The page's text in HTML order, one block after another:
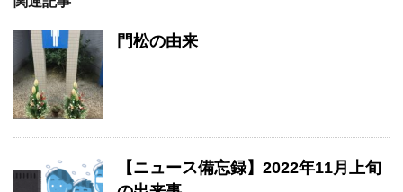
門松の由来
【ニュース備忘録】2022年11月上旬